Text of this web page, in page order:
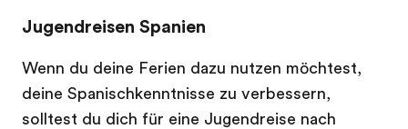
Jugendreisen Spanien
Wenn du deine Ferien dazu nutzen möchtest,
deine Spanischkenntnisse zu verbessern,
solltest du dich für eine Jugendreise nach